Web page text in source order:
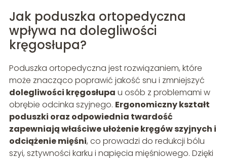
Jak poduszka ortopedyczna
wpływa na dolegliwości
kręgosłupa?
Poduszka ortopedyczna jest rozwiązaniem, które
może znacząco poprawić jakość snu i zmniejszyć
dolegliwości kręgosłupa u osób z problemami w
obrębie odcinka szyjnego. Ergonomiczny kształt
poduszki oraz odpowiednia twardość
zapewniają właściwe ułożenie kręgów szyjnych i
odciążenie mięśni, co prowadzi do redukcji bólu
szyi, sztywności karku i napięcia mięśniowego. Dzięki